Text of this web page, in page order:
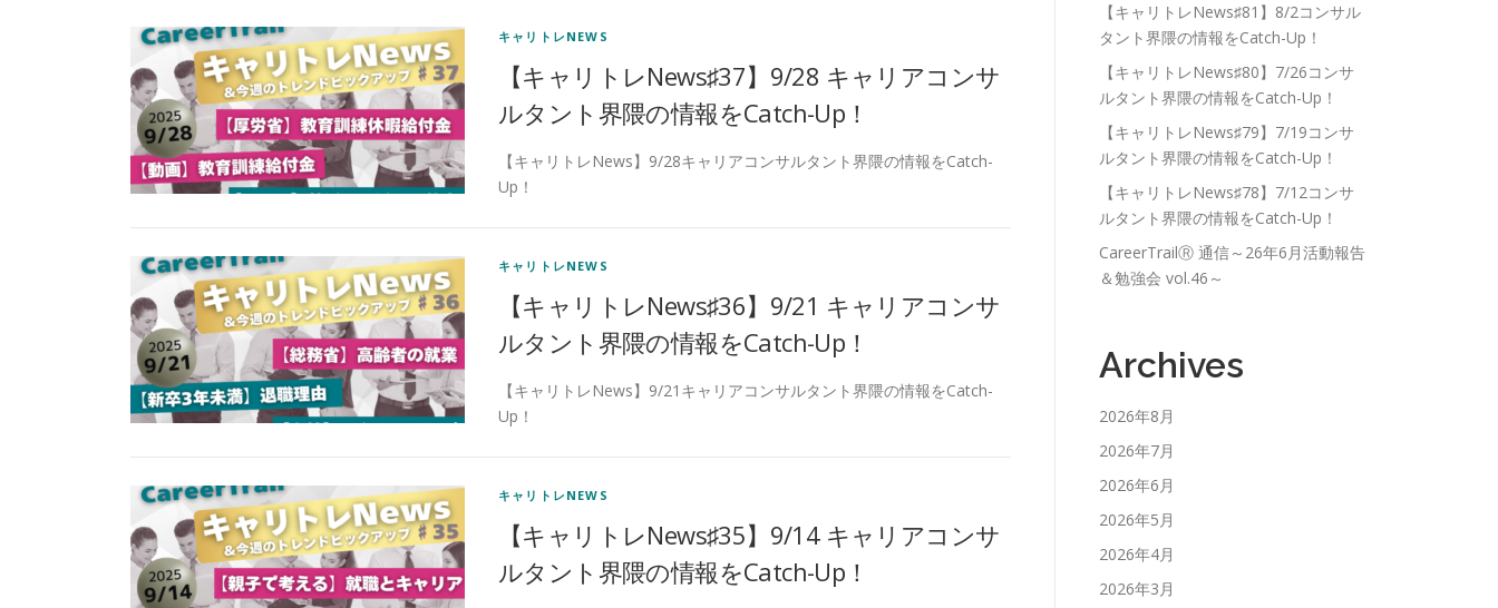
キャリトレNEWS
【キャリトレNews♯37】9/28 キャリアコンサ
ルタント界隈の情報をCatch-Up！
【キャリトレNews】9/28キャリアコンサルタント界隈の情報をCatch-
Up！
キャリトレNEWS
【キャリトレNews♯36】9/21 キャリアコンサ
ルタント界隈の情報をCatch-Up！
【キャリトレNews】9/21キャリアコンサルタント界隈の情報をCatch-
Up！
キャリトレNEWS
【キャリトレNews♯35】9/14 キャリアコンサ
ルタント界隈の情報をCatch-Up！
【キャリトレNews♯81】8/2コンサル
タント界隈の情報をCatch-Up！
【キャリトレNews♯80】7/26コンサ
ルタント界隈の情報をCatch-Up！
【キャリトレNews♯79】7/19コンサ
ルタント界隈の情報をCatch-Up！
【キャリトレNews♯78】7/12コンサ
ルタント界隈の情報をCatch-Up！
CareerTrailⓇ 通信～26年6月活動報告
＆勉強会 vol.46～
Archives
2026年8月
2026年7月
2026年6月
2026年5月
2026年4月
2026年3月